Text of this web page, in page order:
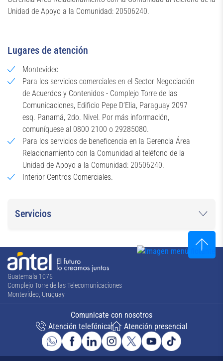
Unidad de Apoyo a la Comunidad: 20506240.
Lugares de atención
Montevideo
Para los servicios comerciales en el Sector Negociación
de Acuerdos y Contenidos - Complejo Torre de las
Comunicaciones, Edificio Pepe D’Elia, Paraguay 2097
esq. Panamá, 2do. Nivel. Por más información,
comuníquese al 0800 2100 o 29285080.
Para los servicios de beneficencia en la Gerencia Área
Relacionamiento con la Comunidad al teléfono de la
Unidad de Apoyo a la Comunidad: 20506240.
Interior Centros Comerciales.
Servicios
Guatemala 1075
Complejo Torre de las Telecomunicaciones
Montevideo, Uruguay
Comunicate con nosotros
Atención telefónica
Atención presencial